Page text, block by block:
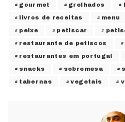
gourmet grelhados
livros de receitas menu
peixe petiscar
restaurante de petiscos
restaurantes em portugal
snacks sobremesa
tabernas vegetais